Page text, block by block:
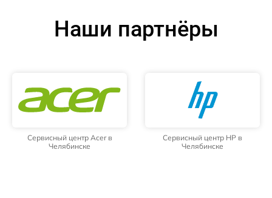
Наши партнёры
Сервисный центр Acer в
Челябинске
Сервисный центр HP в
Челябинске